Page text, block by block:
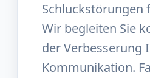
Schluckstörungen
Wir begleiten Sie
der Verbesserung
Kommunikation.